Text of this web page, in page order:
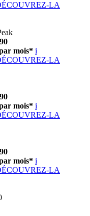
LA
mois* i
LA
mois* i
LA
mois* i
LA